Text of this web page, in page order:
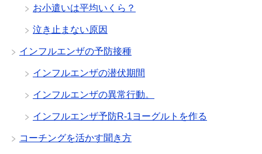
お小遣いは平均いくら？
泣き止まない原因
インフルエンザの予防接種
インフルエンザの潜伏期間
インフルエンザの異常行動。
インフルエンザ予防R-1ヨーグルトを作る
コーチングを活かす聞き方